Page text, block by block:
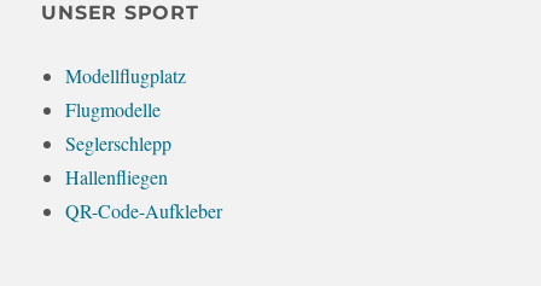
UNSER SPORT
Modellflugplatz
Flugmodelle
Seglerschlepp
Hallenfliegen
QR-Code-Aufkleber